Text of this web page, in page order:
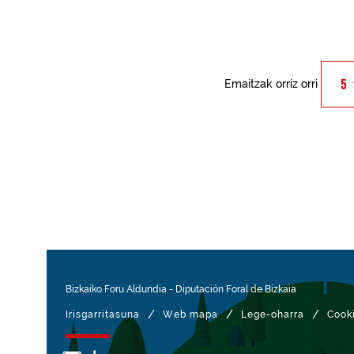
Emaitzak orriz orri
Bizkaiko Foru Aldundia - Diputación Foral de Bizkaia
Irisgarritasuna / Web mapa / Lege-oharra /